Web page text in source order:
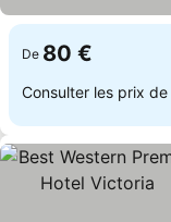
De 80 €
Consulter les prix de